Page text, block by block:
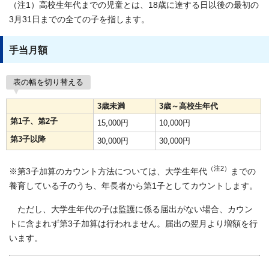
（注1）高校生年代までの児童とは、18歳に達する日以後の最初の
3月31日までの全ての子を指します。
手当月額
表の幅を切り替える
3歳未満
3歳～高校生年代
第1子、第2子
15,000円
10,000円
第3子以降
30,000円 30,000円
※第3子加算のカウント方法については、大学生年代 （注2）
までの
養育している子のうち、年長者から第1子としてカウントします。
ただし、大学生年代の子は監護に係る届出がない場合、カウン
トに含まれず第3子加算は行われません。届出の翌月より増額を行
います。